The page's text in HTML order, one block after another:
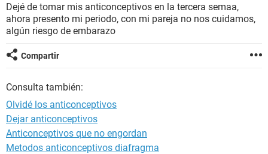
SEXUALIDAD
GLOSARIO
Dejé de tomar mis anticonceptivos en la tercera semaa,
ahora presento mi periodo, con mi pareja no nos cuidamos,
algún riesgo de embarazo
Compartir
Consulta también:
Olvidé los anticonceptivos
Dejar anticonceptivos
Anticonceptivos que no engordan
Metodos anticonceptivos diafragma